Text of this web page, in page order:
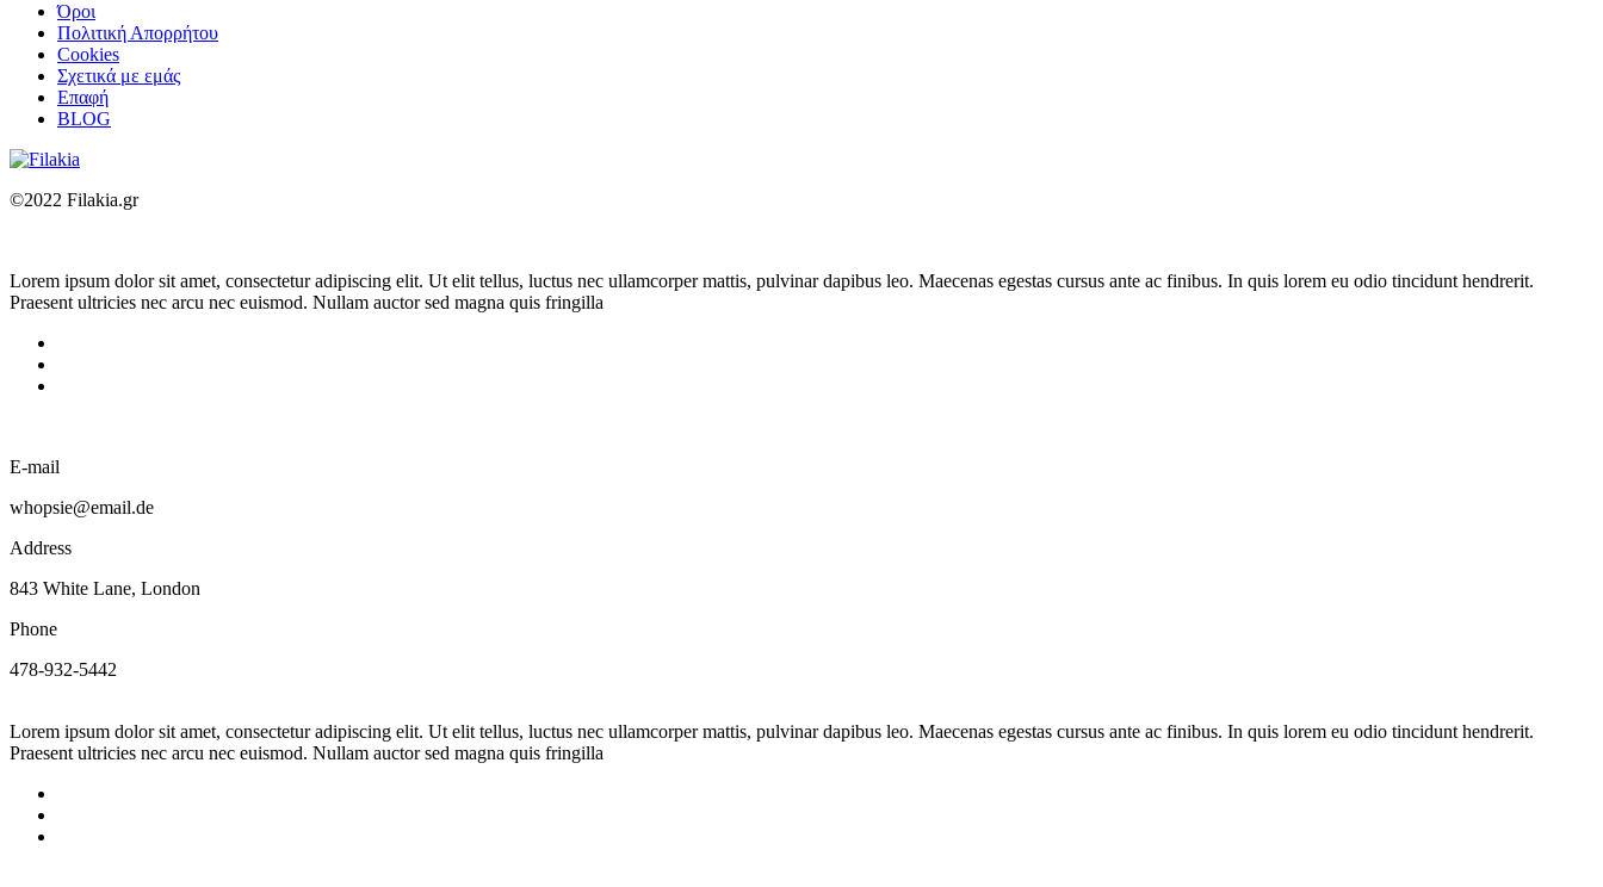
Όροι
Πολιτική Απορρήτου
Cookies
Σχετικά με εμάς
Επαφή
BLOG
©2022 Filakia.gr
Lorem ipsum dolor sit amet, consectetur adipiscing elit. Ut elit tellus, luctus nec ullamcorper mattis, pulvinar dapibus leo. Maecenas egestas cursus ante ac finibus. In quis lorem eu odio tincidunt hendrerit.
Praesent ultricies nec arcu nec euismod. Nullam auctor sed magna quis fringilla
E-mail
whopsie@email.de
Address
843 White Lane, London
Phone
478-932-5442
Lorem ipsum dolor sit amet, consectetur adipiscing elit. Ut elit tellus, luctus nec ullamcorper mattis, pulvinar dapibus leo. Maecenas egestas cursus ante ac finibus. In quis lorem eu odio tincidunt hendrerit.
Praesent ultricies nec arcu nec euismod. Nullam auctor sed magna quis fringilla